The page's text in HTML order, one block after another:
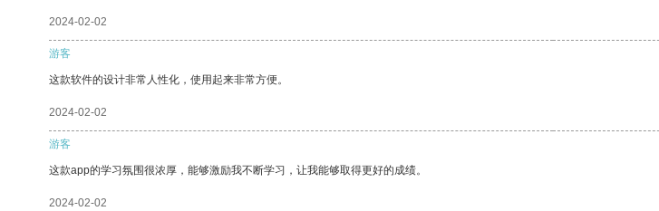
2024-02-02
游客
这款软件的设计非常人性化，使用起来非常方便。
2024-02-02
游客
这款app的学习氛围很浓厚，能够激励我不断学习，让我能够取得更好的成绩。
2024-02-02